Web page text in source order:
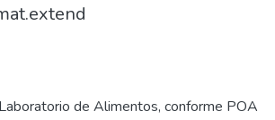
de Alimentos, conforme POA